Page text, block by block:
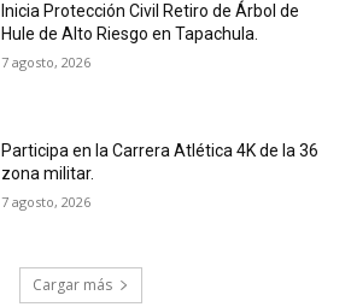
Inicia Protección Civil Retiro de Árbol de
Hule de Alto Riesgo en Tapachula.
7 agosto, 2026
Participa en la Carrera Atlética 4K de la 36
zona militar.
7 agosto, 2026
Cargar más